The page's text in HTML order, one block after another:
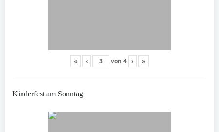
« ‹ von 4 › »
Kinderfest am Sonntag